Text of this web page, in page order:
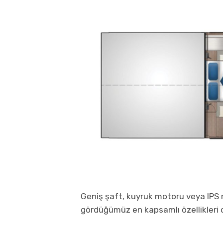
Geniş şaft, kuyruk motoru veya
gördüğümüz en kapsamlı özellikleri